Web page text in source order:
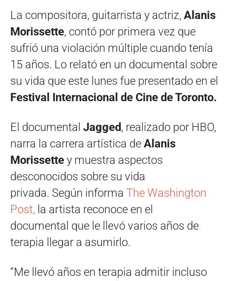
La compositora, guitarrista y actriz, Alanis
Morissette, contó por primera vez que
sufrió una violación múltiple cuando tenía
15 años. Lo relató en un documental sobre
su vida que este lunes fue presentado en el
Festival Internacional de Cine de Toronto.
El documental Jagged , realizado por HBO,
narra la carrera artística de Alanis
Morissette y muestra aspectos
desconocidos sobre su vida
privada. Según informa The Washington
Post, la artista reconoce en el
documental que le llevó varios años de
terapia llegar a asumirlo.
“Me llevó años en terapia admitir incluso